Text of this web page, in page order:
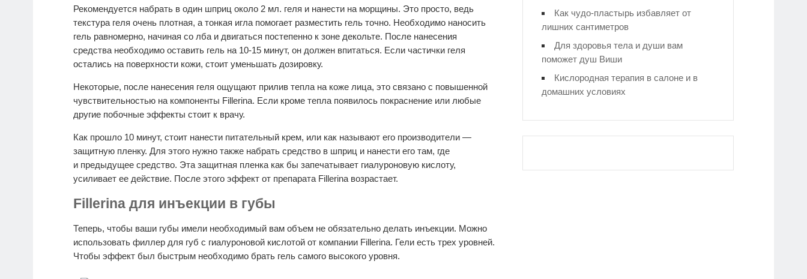
Рекомендуется набрать в один шприц около 2 мл. геля и нанести на морщины. Это просто, ведь
текстура геля очень плотная, а тонкая игла помогает разместить гель точно. Необходимо наносить
гель равномерно, начиная со лба и двигаться постепенно к зоне декольте. После нанесения
средства необходимо оставить гель на 10-15 минут, он должен впитаться. Если частички геля
остались на поверхности кожи, стоит уменьшать дозировку.
Некоторые, после нанесения геля ощущают прилив тепла на коже лица, это связано с повышенной
чувствительностью на компоненты Fillerina. Если кроме тепла появилось покраснение или любые
другие побочные эффекты стоит к врачу.
Как прошло 10 минут, стоит нанести питательный крем, или как называют его производители —
защитную пленку. Для этого нужно также набрать средство в шприц и нанести его там, где
и предыдущее средство. Эта защитная пленка как бы запечатывает гиалуроновую кислоту,
усиливает ее действие. После этого эффект от препарата Fillerina возрастает.
Fillerina для инъекции в губы
Теперь, чтобы ваши губы имели необходимый вам объем не обязательно делать инъекции. Можно
использовать филлер для губ с гиалуроновой кислотой от компании Fillerina. Гели есть трех уровней.
Чтобы эффект был быстрым необходимо брать гель самого высокого уровня.
Как чудо-пластырь избавляет от
лишних сантиметров
Для здоровья тела и души вам
поможет душ Виши
Кислородная терапия в салоне и в
домашних условиях